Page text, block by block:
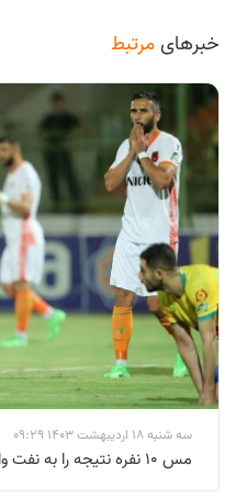
خبرهایمرتبط
سه شنبه 18 اردیبهشت 1403 09:29
مس ۱۰ نفره نتیجه را به نفت واگذار کرد